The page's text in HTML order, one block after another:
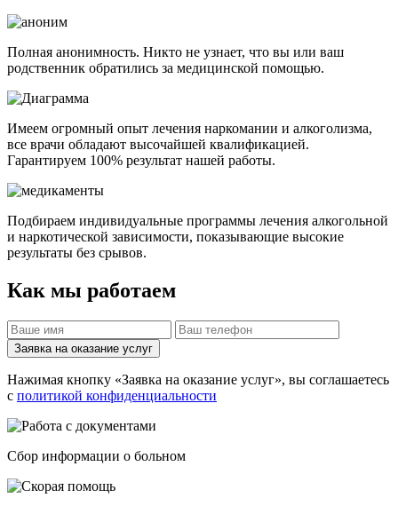
Полная анонимность. Никто не узнает, что вы или ваш
родственник обратились за медицинской помощью.
Имеем огромный опыт лечения наркомании и алкоголизма,
все врачи обладают высочайшей квалификацией.
Гарантируем 100% результат нашей работы.
Подбираем индивидуальные программы лечения алкогольной
и наркотической зависимости, показывающие высокие
результаты без срывов.
Как мы работаем
Заявка на оказание услуг
Нажимая кнопку «Заявка на оказание услуг», вы соглашаетесь
с политикой конфиденциальности
Cбор информации о больном